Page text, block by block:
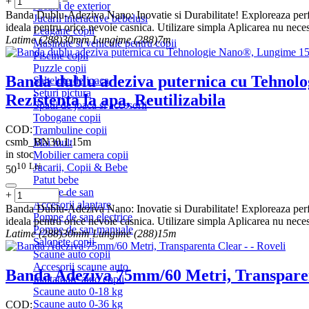
Jucarii de exterior
Jucarii interactive bebelusi
Leagane copii
Masinute si vehicule pentru copii
Piscine copii
Puzzle copii
Saltelute de joaca
Seturi pictura
Spatii de joaca si accesorii
Tobogane copii
Trambuline copii
Mai mult
Mobilier camera copii
Jucarii, Copii & Bebe
Patut bebe
Pompe de san
Accesorii alaptare
Pompe de san electrice
Pompe de san manuale
Salopete copii
Scaune auto copii
Accesorii scaune auto
Inaltatoare auto copii
Scaune auto 0-18 kg
Scaune auto 0-36 kg
Banda Dublu-Adeziva Nano: Inovatie si Durabilitate! Exploreaza
ideala pentru orice nevoie casnica. Utilizare simpla Aplicarea nu
Latime (288)30mm Lungime (288)7m
Banda dublu adeziva puternica cu
Rezistenta la apa, Reutilizabila
COD:
csmb_BN30.1.15m
in stoc
5010 Lei
+
−
Banda Dublu-Adeziva Nano: Inovatie si Durabilitate! Exploreaza
ideala pentru orice nevoie casnica. Utilizare simpla Aplicarea nu
Latime (288)30mm Lungime (288)15m
Banda Adeziva 75mm/60 Metri,
COD: